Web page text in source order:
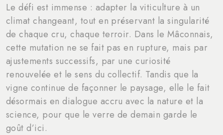
Le défi est immense : adapter la viticulture à un
climat changeant, tout en préservant la singularité
de chaque cru, chaque terroir. Dans le Mâconnais,
cette mutation ne se fait pas en rupture, mais par
ajustements successifs, par une curiosité
renouvelée et le sens du collectif. Tandis que la
vigne continue de façonner le paysage, elle le fait
désormais en dialogue accru avec la nature et la
science, pour que le verre de demain garde le
goût d’ici.